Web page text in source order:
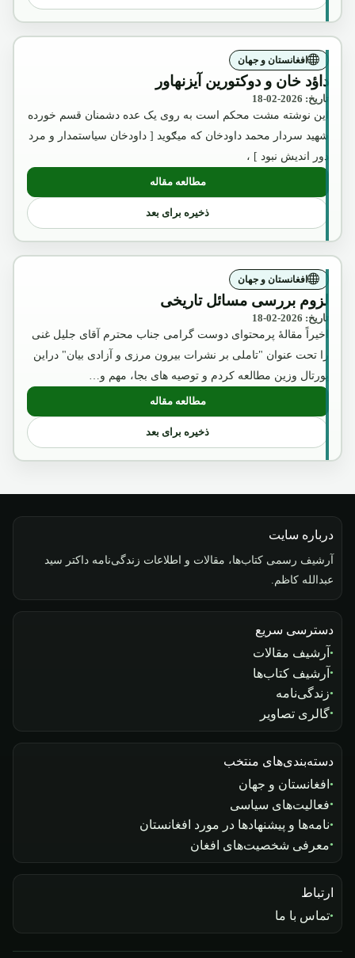
افغانستان و جهان
داؤد خان و دوکتورین آیزنهاور
تاریخ: 2026-02-18
این نوشته مشت محکم است به روی یک عده دشمنان قسم خورده
شهید سردار محمد داودخان که میګوید [ داودخان سیاستمدار و مرد
دور اندیش نبود ] ،
مطالعه مقاله: داؤد خان و دوکتورین آیزنهاور
ذخیره برای بعد
افغانستان و جهان
لزوم بررسی مسائل تاریخی
تاریخ: 2026-02-18
اخیراً مقالۀ پرمحتوای دوست گرامی جناب محترم آقای جلیل غنی
را تحت عنوان "تاملی بر نشرات بیرون مرزی و آزادی بیان" دراین
پورتال وزین مطالعه کردم و توصیه های بجا، مهم و…
مطالعه مقاله: لزوم بررسی مسائل تاریخی
ذخیره برای بعد
درباره سایت
آرشیف رسمی کتاب‌ها، مقالات و اطلاعات زندگی‌نامه داکتر سید
عبدالله کاظم.
دسترسی سریع
آرشیف مقالات
آرشیف کتاب‌ها
زندگی‌نامه
گالری تصاویر
دسته‌بندی‌های منتخب
افغانستان و جهان
فعالیت‌های سیاسی
نامه‌ها و پیشنهادها در مورد افغانستان
معرفی شخصیت‌های افغان
ارتباط
تماس با ما